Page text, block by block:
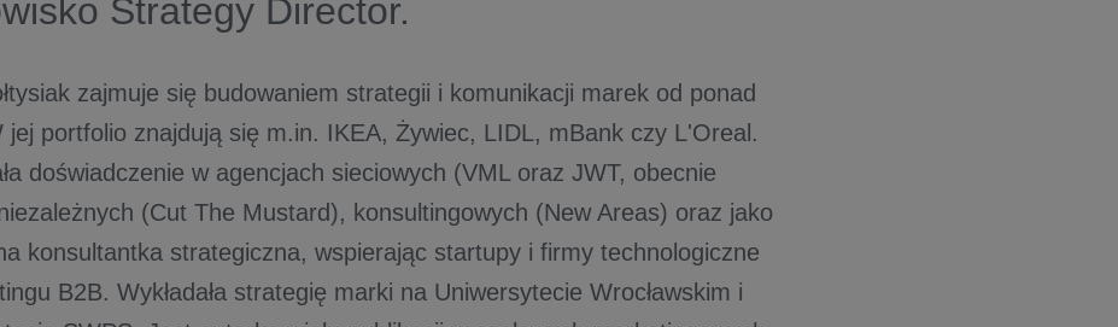
Strategy Director.
zajmuje się budowaniem strategii i komunikacji marek od ponad
jej portfolio znajdują się m.in. IKEA, Żywiec, LIDL, mBank czy L'Oreal.
doświadczenie w agencjach sieciowych (VML oraz JWT, obecnie
(Cut The Mustard), konsultingowych (New Areas) oraz jako
konsultantka strategiczna, wspierając startupy i firmy technologiczne
B2B. Wykładała strategię marki na Uniwersytecie Wrocławskim i